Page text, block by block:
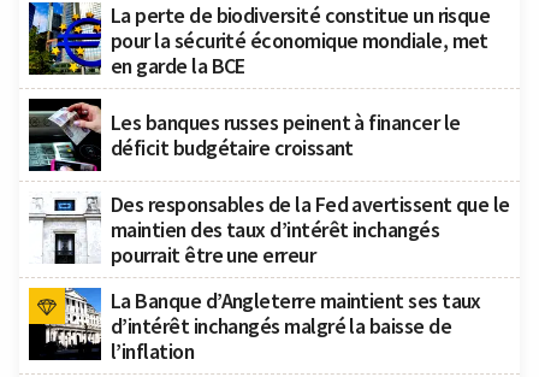
La perte de biodiversité constitue un risque
pour la sécurité économique mondiale, met
en garde la BCE
Les banques russes peinent à financer le
déficit budgétaire croissant
Des responsables de la Fed avertissent que le
maintien des taux d’intérêt inchangés
pourrait être une erreur
La Banque d’Angleterre maintient ses taux
d’intérêt inchangés malgré la baisse de
l’inflation